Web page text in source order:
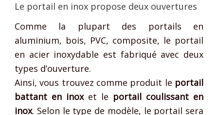
Le portail en inox propose deux ouvertures
Comme la plupart des portails en
aluminium, bois, PVC, composite, le portail
en acier inoxydable est fabriqué avec deux
types d’ouverture.
Ainsi, vous trouvez comme produit le portail
battant en inoxet le portail coulissant en
inox. Selon le type de modèle, le portail sera